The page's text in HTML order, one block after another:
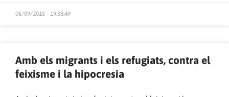
06/09/2015 - 19:38:49
Amb els migrants i els refugiats, contra el
feixisme i la hipocresia